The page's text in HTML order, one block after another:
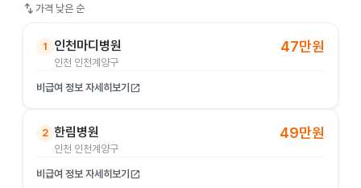
swap_vert 가격 낮은 순
1 인천마디병원
인천 인천계양구
47만원
비급여 정보 자세히보기 open_in_new
2 한림병원
인천 인천계양구
49만원
비급여 정보 자세히보기 open_in_new